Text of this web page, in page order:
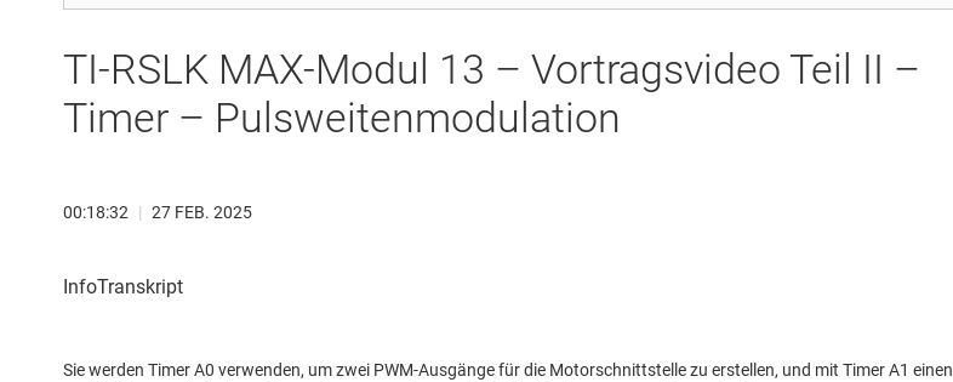
TI-RSLK MAX-Modul 13 – Vortragsvideo Teil II –
Timer – Pulsweitenmodulation
00:18:32 | 27 FEB. 2025
Sie werden Timer A0 verwenden, um zwei PWM-Ausgänge für die Motorschnittstelle zu erstellen, und mit Timer A1 einen